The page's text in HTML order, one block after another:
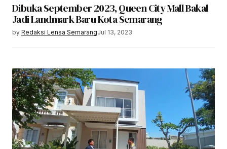
Dibuka September 2023, Queen City Mall Bakal
Jadi Landmark Baru Kota Semarang
by Redaksi Lensa SemarangJul 13, 2023